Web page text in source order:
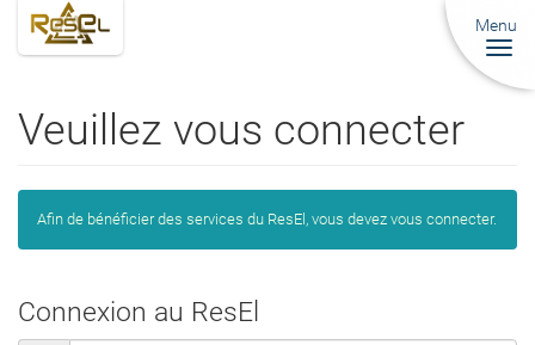
Menu
Veuillez vous connecter
Afin de bénéficier des services du ResEl, vous devez vous connecter.
Connexion au ResEl